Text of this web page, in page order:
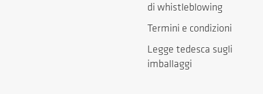
di whistleblowing
Termini e condizioni
Legge tedesca sugli
imballaggi